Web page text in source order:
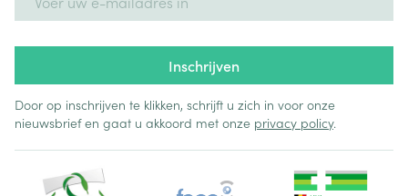
Inschrijven
Door op inschrijven te klikken, schrijft u zich in voor onze
nieuwsbrief en gaat u akkoord met onze privacy policy.